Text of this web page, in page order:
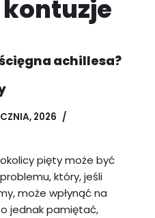
achillesa?
2026
pięty może być
który, jeśli
może wpłynąć na
jednak pamiętać,